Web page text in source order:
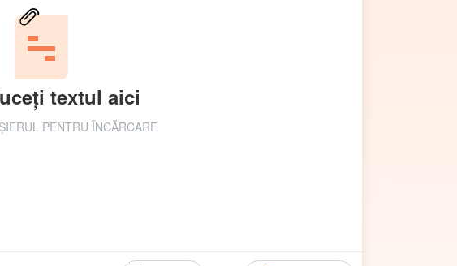
textul aici
PENTRU ÎNCĂRCARE